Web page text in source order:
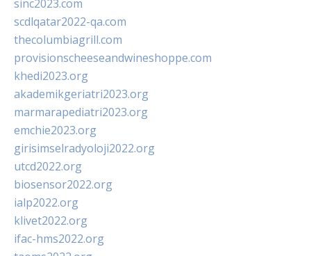
sinc2023.com
scdlqatar2022-qa.com
thecolumbiagrill.com
provisionscheeseandwineshoppe.com
khedi2023.org
akademikgeriatri2023.org
marmarapediatri2023.org
emchie2023.org
girisimselradyoloji2022.org
utcd2022.org
biosensor2022.org
ialp2022.org
klivet2022.org
ifac-hms2022.org